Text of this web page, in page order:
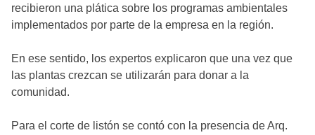
recibieron una plática sobre los programas ambientales
implementados por parte de la empresa en la región.
En ese sentido, los expertos explicaron que una vez que
las plantas crezcan se utilizarán para donar a la
comunidad.
Para el corte de listón se contó con la presencia de Arq.